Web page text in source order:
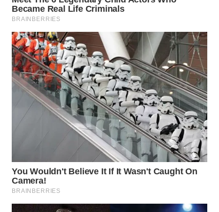
WN
PADANG
WN
SUMEDANG
WN
CIANJUR
WN
TANGERANG